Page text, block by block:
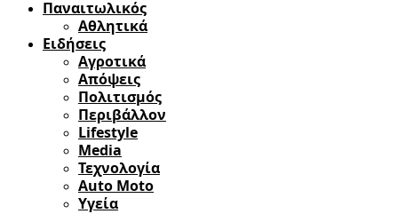
Παναιτωλικός
Αθλητικά
Ειδήσεις
Αγροτικά
Απόψεις
Πολιτισμός
Περιβάλλον
Lifestyle
Media
Τεχνολογία
Auto Moto
Υγεία